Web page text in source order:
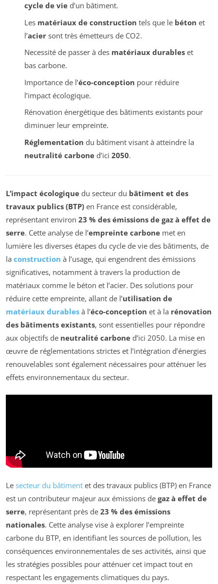
cycle de vied’un bâtiment.
Les matériaux de construction tels que le béton et
l’aciersont très émetteurs de CO2.
Necessité de passer à des matériaux durableset
bas carbone.
Importance de l’éco-conception pour réduire
l’impact écologique.
Rénovation énergétique des bâtiments existants pour
diminuer leur empreinte.
Réglementation du bâtiment visant à atteindre la
neutralité carboned’ici 2050.
L’impact écologique du secteur du bâtiment et des
travaux publics (BTP) en France est considérable,
représentant environ 23 % des émissions de gaz à effet de
serre. Cette analyse de l’empreinte carbone met en
lumière les diverses étapes du cycle de vie des bâtiments, de
la construction à l’usage, qui engendrent des émissions
significatives, notamment à travers la production de
matériaux comme le béton et l’acier. Des solutions pour
réduire cette empreinte, allant de l’utilisation de
matériaux durables à l’éco-conception et à la rénovation
des bâtiments existants, sont essentielles pour répondre
aux objectifs de neutralité carbone d’ici 2050. La mise en
œuvre de réglementations strictes et l’intégration d’énergies
renouvelables sont également nécessaires pour atténuer les
effets environnementaux du secteur.
Le secteur du bâtiment et des travaux publics (BTP) en France
est un contributeur majeur aux émissions de gaz à effet de
serre, représentant près de 23 % des émissions
nationales. Cette analyse vise à explorer l’empreinte
carbone du BTP, en identifiant les sources de pollution, les
conséquences environnementales de ses activités, ainsi que
les stratégies possibles pour atténuer cet impact tout en
respectant les engagements climatiques du pays.